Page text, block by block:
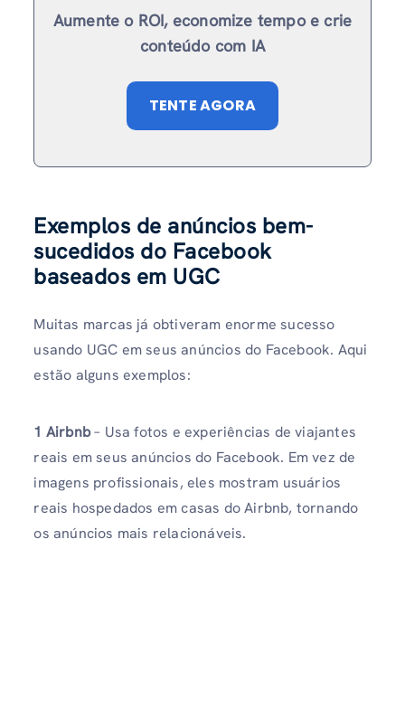
Aumente o ROI, economize tempo e crie
conteúdo com IA
TENTE AGORA
Exemplos de anúncios bem-
sucedidos do Facebook
baseados em UGC
Muitas marcas já obtiveram enorme sucesso
usando UGC em seus anúncios do Facebook. Aqui
estão alguns exemplos:
1 Airbnb– Usa fotos e experiências de viajantes
reais em seus anúncios do Facebook. Em vez de
imagens profissionais, eles mostram usuários
reais hospedados em casas do Airbnb, tornando
os anúncios mais relacionáveis.